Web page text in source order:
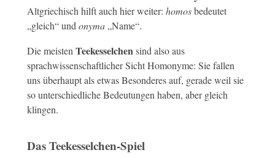
Altgriechisch hilft auch hier weiter: homosbedeutet
„gleich“ und onyma„Name“.
Die meisten Teekesselchen sind also aus
sprachwissenschaftlicher Sicht Homonyme: Sie fallen
uns überhaupt als etwas Besonderes auf, gerade weil sie
so unterschiedliche Bedeutungen haben, aber gleich
klingen.
Das Teekesselchen-Spiel